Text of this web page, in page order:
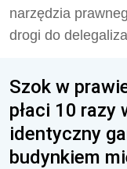
narzędzia
drogi do
Szok w
płaci 10 razy
identyczny
budynkiem